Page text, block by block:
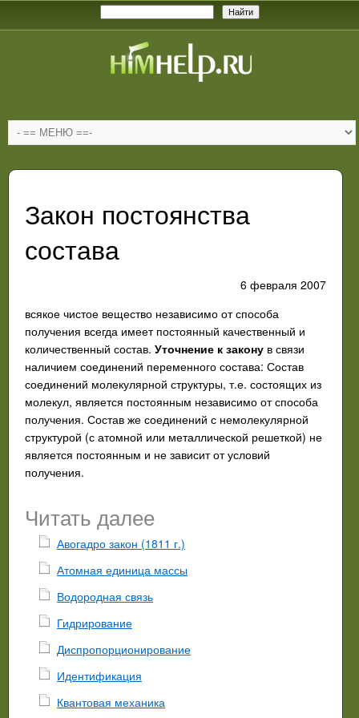
Закон постоянства
состава
6 февраля 2007
всякое чистое вещество независимо от способа
получения всегда имеет постоянный качественный и
количественный состав. Уточнение к закону в связи
наличием соединений переменного состава: Состав
соединений молекулярной структуры, т.е. состоящих из
молекул, является постоянным независимо от способа
получения. Состав же соединений с немолекулярной
структурой (с атомной или металлической решеткой) не
является постоянным и не зависит от условий
получения.
Читать далее
Авогадро закон (1811 г.)
Атомная единица массы
Водородная связь
Гидрирование
Диспропорционирование
Идентификация
Квантовая механика